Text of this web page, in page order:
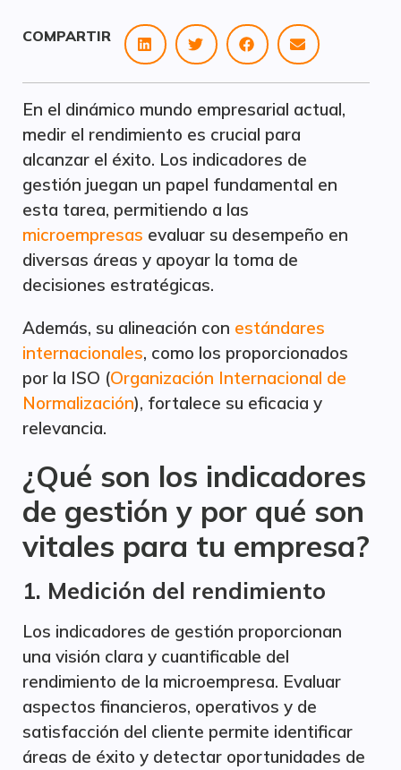
COMPARTIR
En el dinámico mundo empresarial actual,
medir el rendimiento es crucial para
alcanzar el éxito. Los indicadores de
gestión juegan un papel fundamental en
esta tarea, permitiendo a las
microempresas evaluar su desempeño en
diversas áreas y apoyar la toma de
decisiones estratégicas.
Además, su alineación con estándares
internacionales, como los proporcionados
por la ISO (Organización Internacional de
Normalización), fortalece su eficacia y
relevancia.
¿Qué son los indicadores
de gestión y por qué son
vitales para tu empresa?
1. Medición del rendimiento
Los indicadores de gestión proporcionan
una visión clara y cuantificable del
rendimiento de la microempresa. Evaluar
aspectos financieros, operativos y de
satisfacción del cliente permite identificar
áreas de éxito y detectar oportunidades de